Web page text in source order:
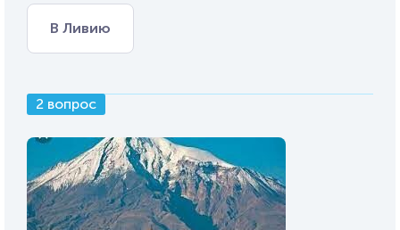
В Ливию
2 вопрос